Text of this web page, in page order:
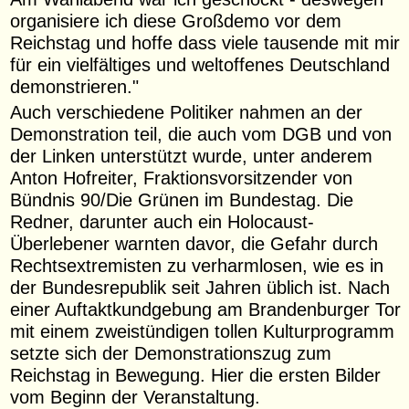
organisiere ich diese Großdemo vor dem
Reichstag und hoffe dass viele tausende mit mir
für ein vielfältiges und weltoffenes Deutschland
demonstrieren."
Auch verschiedene Politiker nahmen an der
Demonstration teil, die auch vom DGB und von
der Linken unterstützt wurde, unter anderem
Anton Hofreiter, Fraktionsvorsitzender von
Bündnis 90/Die Grünen im Bundestag. Die
Redner, darunter auch ein Holocaust-
Überlebener warnten davor, die Gefahr durch
Rechtsextremisten zu verharmlosen, wie es in
der Bundesrepublik seit Jahren üblich ist. Nach
einer Auftaktkundgebung am Brandenburger Tor
mit einem zweistündigen tollen Kulturprogramm
setzte sich der Demonstrationszug zum
Reichstag in Bewegung. Hier die ersten Bilder
vom Beginn der Veranstaltung.